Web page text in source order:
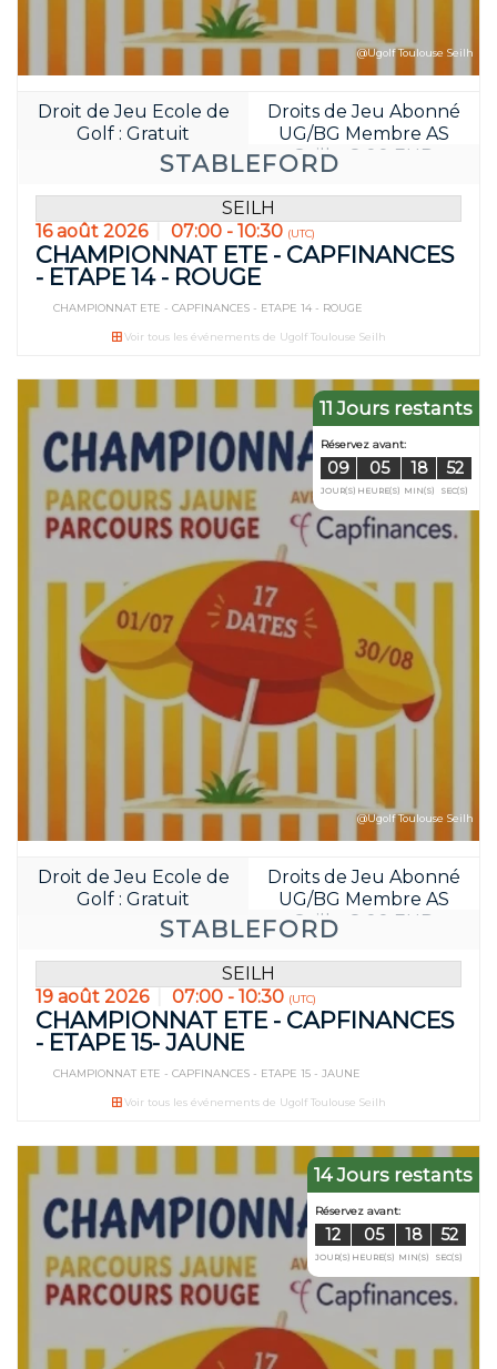
Réservez
06
STABLEFORD
Droit de Jeu Ecole de
Golf : Gratuit
Droits de Jeu Abonné
UG/BG Membre AS
Seilh : 8.00 EUR
@Ugolf Toulouse Seilh
SEILH
16 août 2026
07:00 - 10:30 (UTC)
CHAMPIONNAT ETE - CAPFINANCES
- ETAPE 14 - ROUGE
CHAMPIONNAT ETE - CAPFINANCES - ETAPE 14 - ROUGE
Voir tous les événements de Ugolf Toulouse Seilh
11 Jours restants
STABLEFORD
Droit de Jeu Ecole de
Golf : Gratuit
Droits de Jeu Abonné
UG/BG Membre AS
Seilh : 8.00 EUR
@Ugolf Toulouse Seilh
SEILH
19 août 2026
07:00 - 10:30 (UTC)
CHAMPIONNAT ETE - CAPFINANCES
- ETAPE 15- JAUNE
CHAMPIONNAT ETE - CAPFINANCES - ETAPE 15 - JAUNE
Voir tous les événements de Ugolf Toulouse Seilh
14 Jours restants